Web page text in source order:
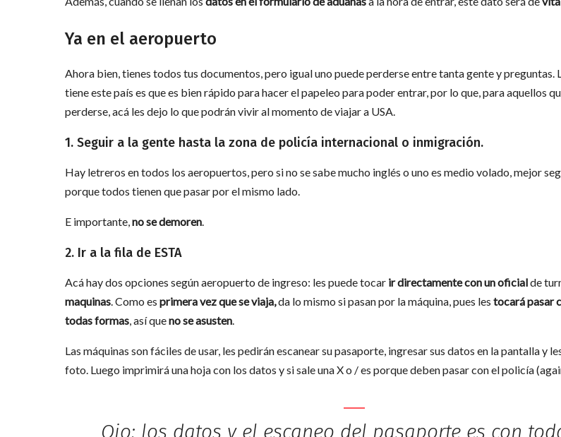
Ya en el aeropuerto
Ahora bien, tienes todos tus documentos, pero igual uno puede perderse entre tanta gente y preguntas.
tiene este país es que es bien rápido para hacer el papeleo para poder entrar, por lo que, para aquellos
perderse, acá les dejo lo que podrán vivir al momento de viajar a USA.
1. Seguir a la gente hasta la zona de policía internacional o inmigración.
Hay letreros en todos los aeropuertos, pero si no se sabe mucho inglés o uno es medio volado, mejor
porque todos tienen que pasar por el mismo lado.
E importante,no se demoren.
2. Ir a la fila de ESTA
Acá hay dos opciones según aeropuerto de ingreso: les puede tocar ir directamente con un oficialde
maquinas. Como es primera vez que se viaja,da lo mismo si pasan por la máquina, pues les tocará pasar
todas formas, así queno se asusten.
Las máquinas son fáciles de usar, les pedirán escanear su pasaporte, ingresar sus datos en la pantalla y
foto. Luego imprimirá una hoja con los datos y si sale una X o / es porque deben pasar con el policía
Ojo: los datos y el escaneo del pasaporte es con